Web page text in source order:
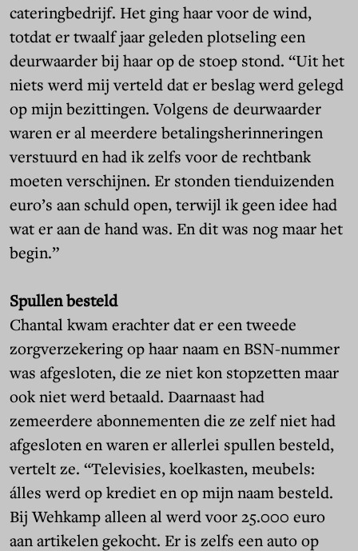
cateringbedrijf. Het ging haar voor de wind,
totdat er twaalf jaar geleden plotseling een
deurwaarder bij haar op de stoep stond. “Uit het
niets werd mij verteld dat er beslag werd gelegd
op mijn bezittingen. Volgens de deurwaarder
waren er al meerdere betalingsherinneringen
verstuurd en had ik zelfs voor de rechtbank
moeten verschijnen. Er stonden tienduizenden
euro’s aan schuld open, terwijl ik geen idee had
wat er aan de hand was. En dit was nog maar het
begin.”
Spullen besteld
Chantal kwam erachter dat er een tweede
zorgverzekering op haar naam en BSN-nummer
was afgesloten, die ze niet kon stopzetten maar
ook niet werd betaald. Daarnaast had
zemeerdere abonnementen die ze zelf niet had
afgesloten en waren er allerlei spullen besteld,
vertelt ze. “Televisies, koelkasten, meubels:
álles werd op krediet en op mijn naam besteld.
Bij Wehkamp alleen al werd voor 25.000 euro
aan artikelen gekocht. Er is zelfs een auto op